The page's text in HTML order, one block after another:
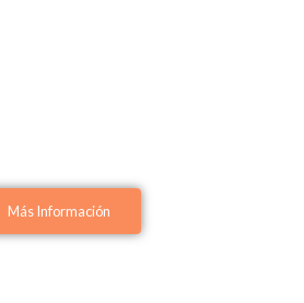
Más Información